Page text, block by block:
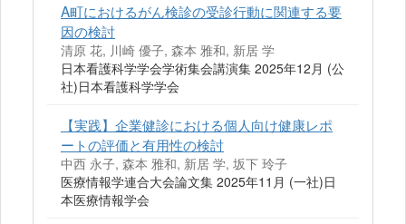
A町におけるがん検診の受診行動に関連する要
因の検討
清原 花, 川崎 優子, 森本 雅和, 新居 学
日本看護科学学会学術集会講演集 2025年12月 (公
社)日本看護科学学会
【実践】企業健診における個人向け健康レポ
ートの評価と有用性の検討
中西 永子, 森本 雅和, 新居 学, 坂下 玲子
医療情報学連合大会論文集 2025年11月 (一社)日
本医療情報学会